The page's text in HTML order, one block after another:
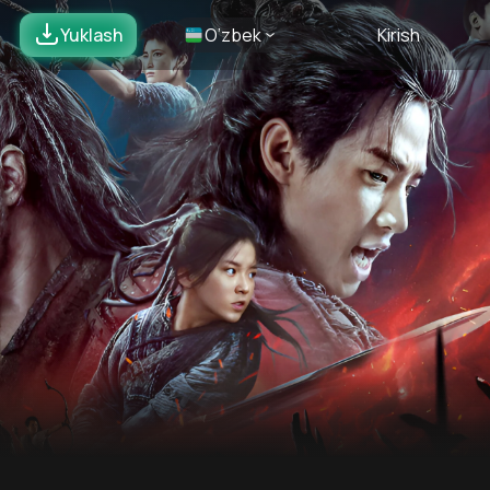
Yuklash O’zbek Kirish